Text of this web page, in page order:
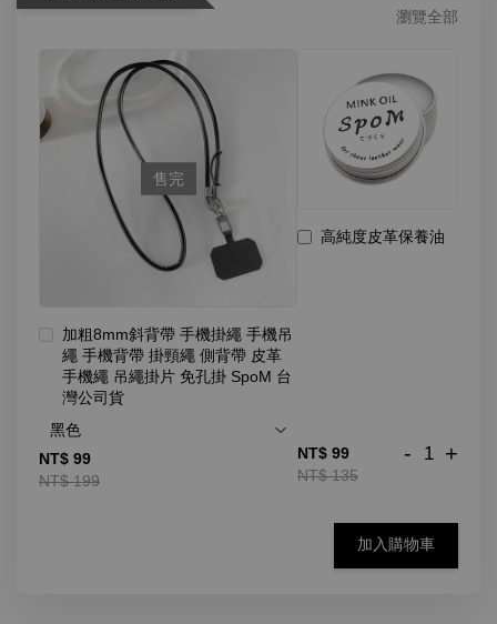
瀏覽全部
售完
加粗8mm斜背帶 手機掛繩 手機吊
繩 手機背帶 掛頸繩 側背帶 皮革
手機繩 吊繩掛片 免孔掛 SpoM 台
灣公司貨
NT$ 99
NT$ 199
高純度皮革保養油
NT$ 99
NT$ 135
- +
加入購物車